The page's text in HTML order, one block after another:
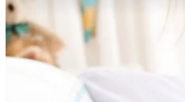
Geschichte
Natur
Übernachtung
Veranstaltungen
Information